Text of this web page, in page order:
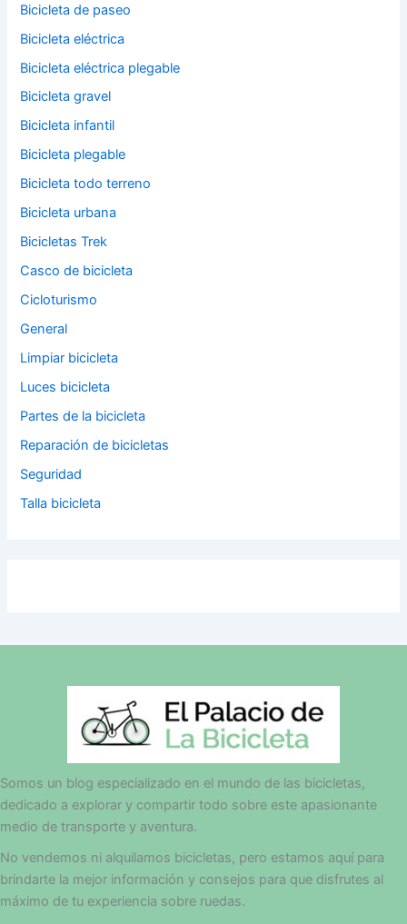
Bicicleta de paseo
Bicicleta eléctrica
Bicicleta eléctrica plegable
Bicicleta gravel
Bicicleta infantil
Bicicleta plegable
Bicicleta todo terreno
Bicicleta urbana
Bicicletas Trek
Casco de bicicleta
Cicloturismo
General
Limpiar bicicleta
Luces bicicleta
Partes de la bicicleta
Reparación de bicicletas
Seguridad
Talla bicicleta
Somos un blog especializado en el mundo de las bicicletas,
dedicado a explorar y compartir todo sobre este apasionante
medio de transporte y aventura.
No vendemos ni alquilamos bicicletas, pero estamos aquí para
brindarte la mejor información y consejos para que disfrutes al
máximo de tu experiencia sobre ruedas.